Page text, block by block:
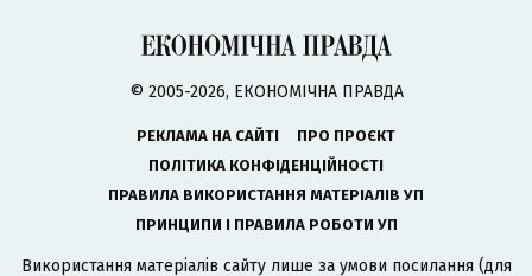
© 2005-2026, ЕКОНОМІЧНА ПРАВДА
РЕКЛАМА НА САЙТІ
ПРО ПРОЄКТ
ПОЛІТИКА КОНФІДЕНЦІЙНОСТІ
ПРАВИЛА ВИКОРИСТАННЯ МАТЕРІАЛІВ УП
ПРИНЦИПИ І ПРАВИЛА РОБОТИ УП
Використання матеріалів сайту лише за умови посилання (для